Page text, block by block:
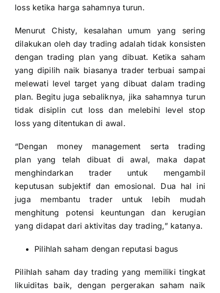
loss ketika harga sahamnya turun.
Menurut Chisty, kesalahan umum yang sering
dilakukan oleh day trading adalah tidak konsisten
dengan trading plan yang dibuat. Ketika saham
yang dipilih naik biasanya trader terbuai sampai
melewati level target yang dibuat dalam trading
plan. Begitu juga sebaliknya, jika sahamnya turun
tidak disiplin cut loss dan melebihi level stop
loss yang ditentukan di awal.
“Dengan money management serta trading
plan yang telah dibuat di awal, maka dapat
menghindarkan trader untuk mengambil
keputusan subjektif dan emosional. Dua hal ini
juga membantu trader untuk lebih mudah
menghitung potensi keuntungan dan kerugian
yang didapat dari aktivitas day trading,” katanya.
Pilihlah saham dengan reputasi bagus
Pilihlah saham day trading yang memiliki tingkat
likuiditas baik, dengan pergerakan saham naik